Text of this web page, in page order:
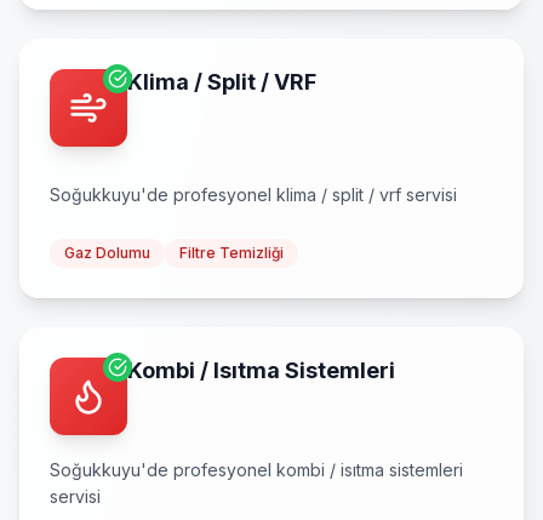
Klima / Split / VRF
Soğukkuyu'de profesyonel klima / split / vrf servisi
Gaz Dolumu Filtre Temizliği
Kombi / Isıtma Sistemleri
Soğukkuyu'de profesyonel kombi / isıtma sistemleri
servisi